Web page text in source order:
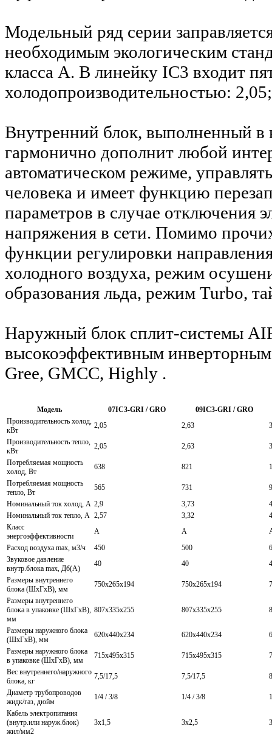
Модельный ряд серии
необходимым экологическим
класса А. В линейку IC3 входит
холодопроизводительностью:
Внутренний блок, выполненный в
гармонично дополнит любой
автоматическом режиме,
человека и имеет функцию
параметров в случае отключения
напряжения в сети. Помимо
функции регулировки
холодного воздуха, режим
образования льда, режим Turbo,
Наружный блок сплит-системы
высокоэффективным инверторным
Gree, GMCC, Highly .
Модель 07IC3-GRI / GRO
09IC3-GRI / GRO
Производительность холод,
кВт
2,05 2,63
Производительность тепло,
кВт
2,05 2,63
Потребляемая мощность
холод, Вт
638 821
Потребляемая мощность
тепло, Вт
565 731
Номинальный ток холод, А 2,9 3,73
Номинальный ток тепло, А 2,57 3,32
Класс
энергоэффективности
A A
Расход воздуха max, м3/ч
450 500
Звуковое давление
внутр.блока max, Дб(А)
40 40
Размеры внутреннего
блока (ШхГхВ), мм
750х265х194 750х265х194
Размеры внутреннего
блока в упаковке (ШхГхВ),
мм
807х335х255 807х335х255
Размеры наружного блока
(ШхГхВ), мм
620х440х234 620х440х234
Размеры наружного блока
в упаковке (ШхГхВ), мм
715х495х315 715х495х315
Вес внутреннего/наружного
блока, кг
7,5/17,5 7,5/17,5
Диаметр трубопроводов
жидк/газ, дюйм
1/4 / 3/8 1/4 / 3/8
Кабель электропитания
(внутр.или наруж.блок)
жил/мм2
3х1,5 3х2,5